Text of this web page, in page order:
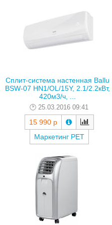
Сплит-система настенная Ballu
BSW-07 HN1/OL/15Y, 2.1/2.2кВт,
420м3/ч, ...
25.03.2016 09:41
15 990 р
Маркетинг РЕТ